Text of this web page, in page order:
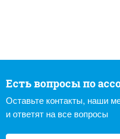
Есть вопросы по
Оставьте контакты, наши
и ответят на все вопросы